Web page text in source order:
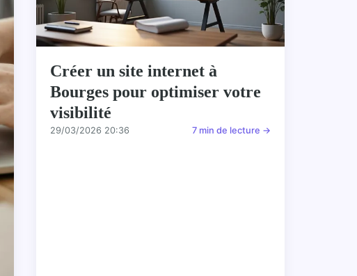
Créer un site internet à
Bourges pour optimiser votre
visibilité
29/03/2026 20:36 7 min de lecture →